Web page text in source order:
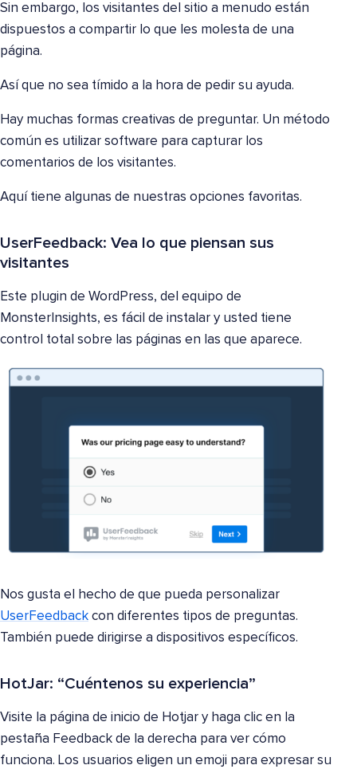
Sin embargo, los visitantes del sitio a menudo están
dispuestos a compartir lo que les molesta de una
página.
Así que no sea tímido a la hora de pedir su ayuda.
Hay muchas formas creativas de preguntar. Un método
común es utilizar software para capturar los
comentarios de los visitantes.
Aquí tiene algunas de nuestras opciones favoritas.
UserFeedback: Vea lo que piensan sus
visitantes
Este plugin de WordPress, del equipo de
MonsterInsights, es fácil de instalar y usted tiene
control total sobre las páginas en las que aparece.
Nos gusta el hecho de que pueda personalizar
UserFeedback con diferentes tipos de preguntas.
También puede dirigirse a dispositivos específicos.
HotJar: “Cuéntenos su experiencia”
Visite la página de inicio de Hotjar y haga clic en la
pestaña Feedback de la derecha para ver cómo
funciona. Los usuarios eligen un emoji para expresar su